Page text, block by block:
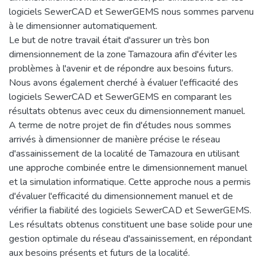
logiciels SewerCAD et SewerGEMS nous sommes parvenu
à le dimensionner automatiquement.
Le but de notre travail était d'assurer un très bon
dimensionnement de la zone Tamazoura afin d'éviter les
problèmes à l'avenir et de répondre aux besoins futurs.
Nous avons également cherché à évaluer l'efficacité des
logiciels SewerCAD et SewerGEMS en comparant les
résultats obtenus avec ceux du dimensionnement manuel.
A terme de notre projet de fin d'études nous sommes
arrivés à dimensionner de manière précise le réseau
d'assainissement de la localité de Tamazoura en utilisant
une approche combinée entre le dimensionnement manuel
et la simulation informatique. Cette approche nous a permis
d'évaluer l'efficacité du dimensionnement manuel et de
vérifier la fiabilité des logiciels SewerCAD et SewerGEMS.
Les résultats obtenus constituent une base solide pour une
gestion optimale du réseau d'assainissement, en répondant
aux besoins présents et futurs de la localité.